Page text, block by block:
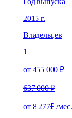
Год выпуска
2015 г.
Владельцев
1
от 455 000 ₽
637 000 ₽
от 8 277₽ /мес.